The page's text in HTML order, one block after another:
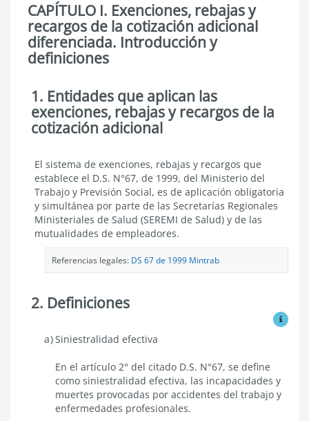
CAPÍTULO I. Exenciones, rebajas y
recargos de la cotización adicional
diferenciada. Introducción y
definiciones
Exenciones,
rebajas
y
recargos
cotización
adicional
diferenciada.
Introducción
definiciones
1. Entidades que aplican las
exenciones, rebajas y recargos de la
cotización adicional
Entidades
que
aplican
las
exenciones,
rebajas
y
recargos
El sistema de exenciones, rebajas y recargos que
establece el D.S. N°67, de 1999, del Ministerio del
Trabajo y Previsión Social, es de aplicación obligatoria
y simultánea por parte de las Secretarías Regionales
Ministeriales de Salud (SEREMI de Salud) y de las
mutualidades de empleadores.
Referencias legales: DS 67 de 1999 Mintrab
2. Definiciones
Ver
Definiciones
Siniestralidad efectiva
En el artículo 2° del citado D.S. N°67, se define
como siniestralidad efectiva, las incapacidades y
muertes provocadas por accidentes del trabajo y
enfermedades profesionales.